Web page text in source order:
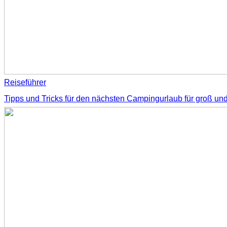
Reiseführer
Tipps und Tricks für den nächsten Campingurlaub für groß